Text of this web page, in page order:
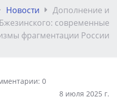
Новости
Дополнение и
современные
фрагментации России
0
8 июля 2025 г.